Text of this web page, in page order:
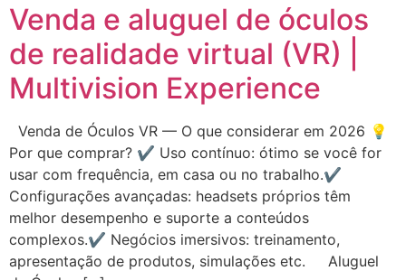
Venda e aluguel de óculos
de realidade virtual (VR) |
Multivision Experience
Venda de Óculos VR — O que considerar em 2026 💡
Por que comprar? ✔ Uso contínuo: ótimo se você for
usar com frequência, em casa ou no trabalho.✔
Configurações avançadas: headsets próprios têm
melhor desempenho e suporte a conteúdos
complexos.✔ Negócios imersivos: treinamento,
apresentação de produtos, simulações etc. Aluguel